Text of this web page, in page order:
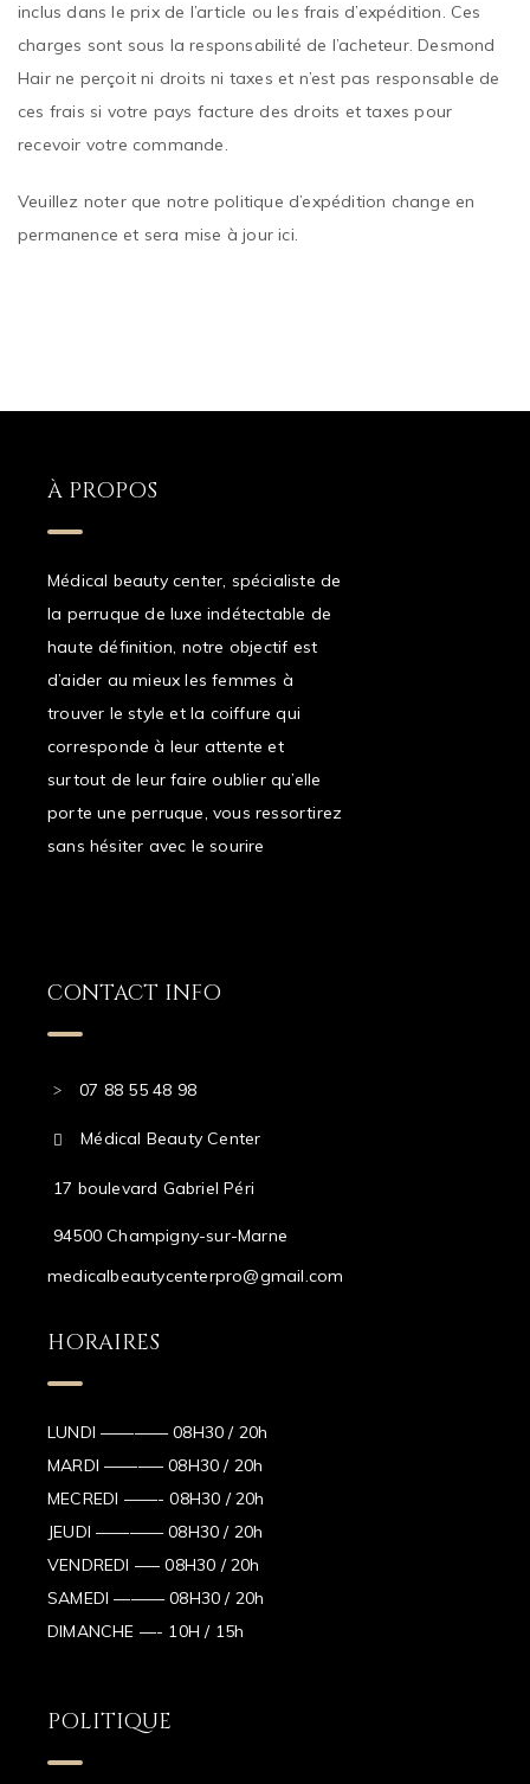
inclus dans le prix de l’article ou les frais d’expédition. Ces
charges sont sous la responsabilité de l’acheteur. Desmond
Hair ne perçoit ni droits ni taxes et n’est pas responsable de
ces frais si votre pays facture des droits et taxes pour
recevoir votre commande.
Veuillez noter que notre politique d’expédition change en
permanence et sera mise à jour ici.
À PROPOS
Médical beauty center, spécialiste de
la perruque de luxe indétectable de
haute définition, notre objectif est
d’aider au mieux les femmes à
trouver le style et la coiffure qui
corresponde à leur attente et
surtout de leur faire oublier qu’elle
porte une perruque, vous ressortirez
sans hésiter avec le sourire
CONTACT INFO
07 88 55 48 98
Médical Beauty Center
17 boulevard Gabriel Péri
94500 Champigny-sur-Marne
medicalbeautycenterpro@gmail.com
HORAIRES
LUNDI ———— 08H30 / 20h
MARDI ———– 08H30 / 20h
MECREDI ——- 08H30 / 20h
JEUDI ———— 08H30 / 20h
VENDREDI —– 08H30 / 20h
SAMEDI ——— 08H30 / 20h
DIMANCHE —- 10H / 15h
POLITIQUE